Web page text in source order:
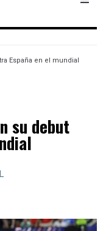
España en el mundial
su debut